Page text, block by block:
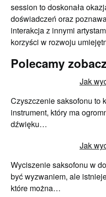
session to doskonała
doświadczeń oraz
interakcja z innymi
korzyści w rozwoju
Polecamy
Jak
Czyszczenie saksofonu to
instrument, który ma
dźwięku…
Jak
Wyciszenie saksofonu w
być wyzwaniem, ale
które można…